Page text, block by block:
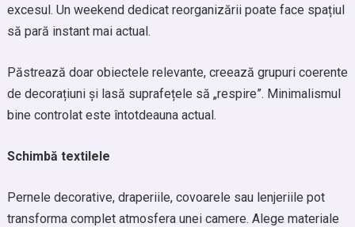
excesul. Un weekend dedicat reorganizării poate face spațiul
să pară instant mai actual.
Păstrează doar obiectele relevante, creează grupuri coerente
de decorațiuni și lasă suprafețele să „respire”. Minimalismul
bine controlat este întotdeauna actual.
Schimbă textilele
Pernele decorative, draperiile, covoarele sau lenjeriile pot
transforma complet atmosfera unei camere. Alege materiale